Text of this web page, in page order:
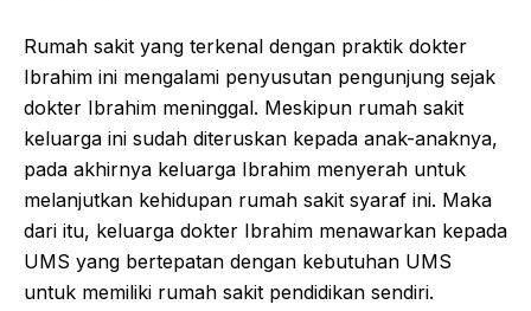
Rumah sakit yang terkenal dengan praktik dokter
Ibrahim ini mengalami penyusutan pengunjung sejak
dokter Ibrahim meninggal. Meskipun rumah sakit
keluarga ini sudah diteruskan kepada anak-anaknya,
pada akhirnya keluarga Ibrahim menyerah untuk
melanjutkan kehidupan rumah sakit syaraf ini. Maka
dari itu, keluarga dokter Ibrahim menawarkan kepada
UMS yang bertepatan dengan kebutuhan UMS
untuk memiliki rumah sakit pendidikan sendiri.